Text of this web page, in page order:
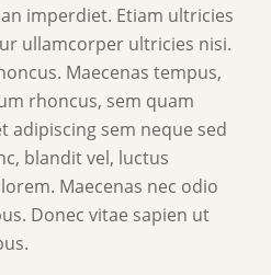
imperdiet. Etiam ultricies
ullamcorper ultricies nisi.
Maecenas tempus,
rhoncus, sem quam
adipiscing sem neque sed
blandit vel, luctus
Maecenas nec odio
Donec vitae sapien ut